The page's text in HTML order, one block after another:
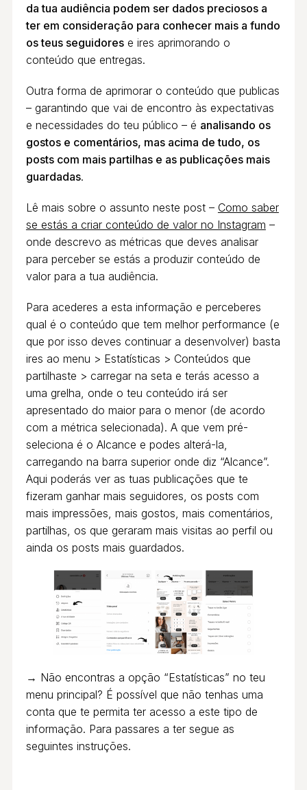
da tua audiência podem ser dados preciosos a
ter em consideração para conhecer mais a fundo
os teus seguidorese ires aprimorando o
conteúdo que entregas.
Outra forma de aprimorar o conteúdo que publicas
– garantindo que vai de encontro às expectativas
e necessidades do teu público – é analisando os
gostos e comentários, mas acima de tudo, os
posts com mais partilhas e as publicações mais
guardadas.
Lê mais sobre o assunto neste post – Como saber
se estás a criar conteúdo de valor no Instagram –
onde descrevo as métricas que deves analisar
para perceber se estás a produzir conteúdo de
valor para a tua audiência.
Para acederes a esta informação e perceberes
qual é o conteúdo que tem melhor performance (e
que por isso deves continuar a desenvolver) basta
ires ao menu > Estatísticas > Conteúdos que
partilhaste > carregar na seta e terás acesso a
uma grelha, onde o teu conteúdo irá ser
apresentado do maior para o menor (de acordo
com a métrica selecionada). A que vem pré-
seleciona é o Alcance e podes alterá-la,
carregando na barra superior onde diz “Alcance”.
Aqui poderás ver as tuas publicações que te
fizeram ganhar mais seguidores, os posts com
mais impressões, mais gostos, mais comentários,
partilhas, os que geraram mais visitas ao perfil ou
ainda os posts mais guardados.
→ Não encontras a opção “Estatísticas” no teu
menu principal? É possível que não tenhas uma
conta que te permita ter acesso a este tipo de
informação. Para passares a ter segue as
seguintes instruções.